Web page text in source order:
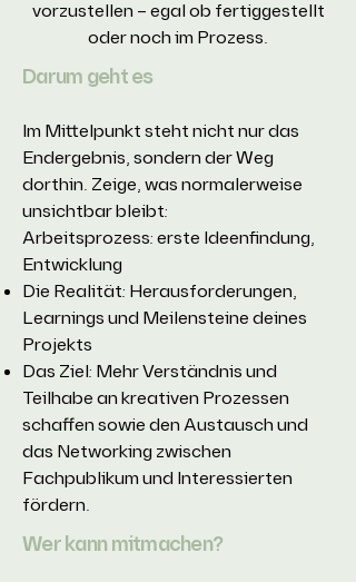
vorzustellen – egal ob fertiggestellt
oder noch im Prozess.
Darum geht es
Im Mittelpunkt steht nicht nur das
Endergebnis, sondern der Weg
dorthin. Zeige, was normalerweise
unsichtbar bleibt:
Arbeitsprozess: erste Ideenfindung,
Entwicklung
Die Realität: Herausforderungen,
Learnings und Meilensteine deines
Projekts
Das Ziel: Mehr Verständnis und
Teilhabe an kreativen Prozessen
schaffen sowie den Austausch und
das Networking zwischen
Fachpublikum und Interessierten
fördern.
Wer kann mitmachen?